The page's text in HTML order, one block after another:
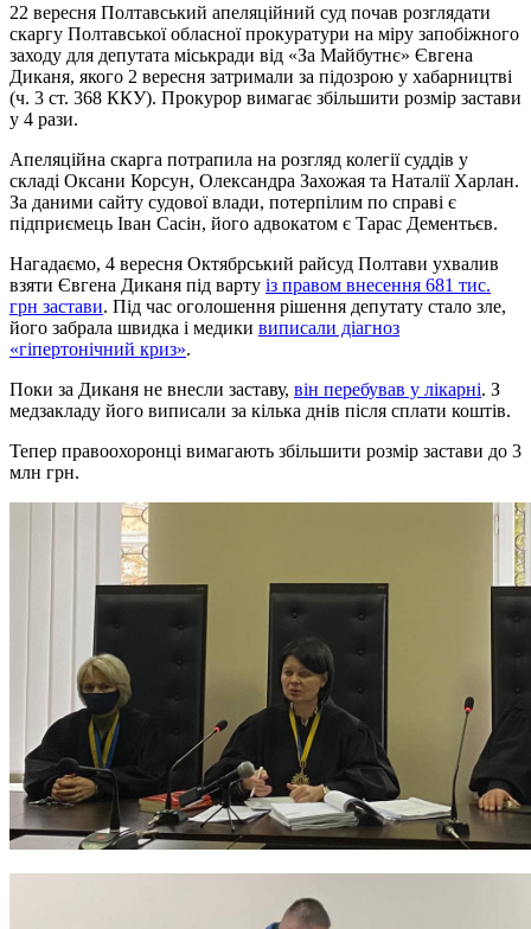
22 вересня Полтавський апеляційний суд почав розглядати
скаргу Полтавської обласної прокуратури на міру запобіжного
заходу для депутата міськради від «За Майбутнє» Євгена
Диканя, якого 2 вересня затримали за підозрою у хабарництві
(ч. 3 ст. 368 ККУ). Прокурор вимагає збільшити розмір застави
у 4 рази.
Апеляційна скарга потрапила на розгляд колегії суддів у
складі Оксани Корсун, Олександра Захожая та Наталії Харлан.
За даними сайту судової влади, потерпілим по справі є
підприємець Іван Сасін, його адвокатом є Тарас Дементьєв.
Нагадаємо, 4 вересня Октябрський райсуд Полтави ухвалив
взяти Євгена Диканя під варту із правом внесення 681 тис.
грн застави. Під час оголошення рішення депутату стало зле,
його забрала швидка і медики виписали діагноз
«гіпертонічний криз».
Поки за Диканя не внесли заставу, він перебував у лікарні. З
медзакладу його виписали за кілька днів після сплати коштів.
Тепер правоохоронці вимагають збільшити розмір застави до 3
млн грн.